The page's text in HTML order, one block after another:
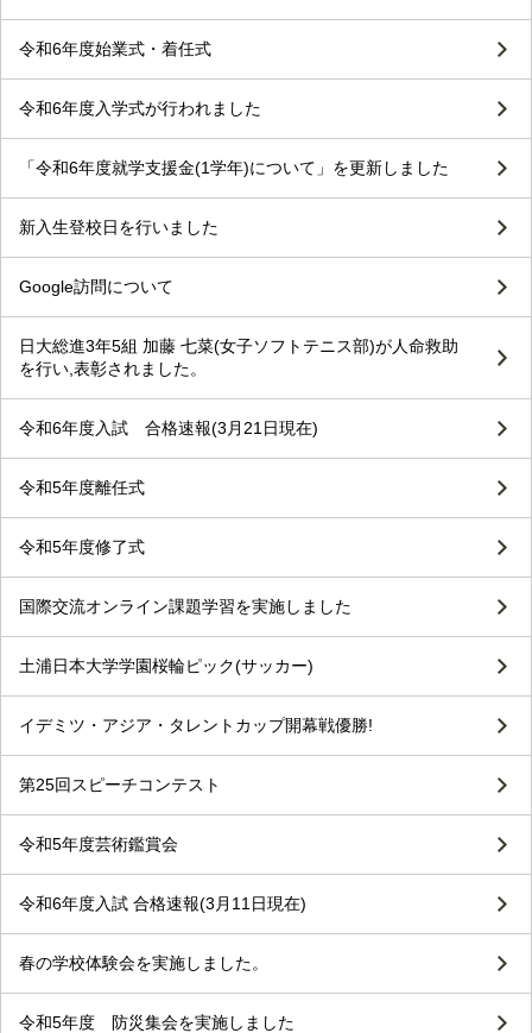
令和6年度始業式・着任式
令和6年度入学式が行われました
「令和6年度就学支援金(1学年)について」を更新しました
新入生登校日を行いました
Google訪問について
日大総進3年5組 加藤 七菜(女子ソフトテニス部)が人命救助
を行い,表彰されました。
令和6年度入試 合格速報(3月21日現在)
令和5年度離任式
令和5年度修了式
国際交流オンライン課題学習を実施しました
土浦日本大学学園桜輪ピック(サッカー)
イデミツ・アジア・タレントカップ開幕戦優勝!
第25回スピーチコンテスト
令和5年度芸術鑑賞会
令和6年度入試 合格速報(3月11日現在)
春の学校体験会を実施しました。
令和5年度 防災集会を実施しました